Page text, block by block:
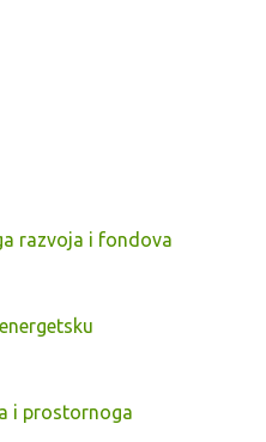
razvoja i fondova
i prostornoga